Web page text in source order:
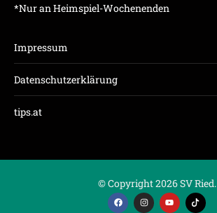
*Nur an Heimspiel-Wochenenden
Impressum
Datenschutzerklärung
tips.at
© Copyright 2026 SV Ried.